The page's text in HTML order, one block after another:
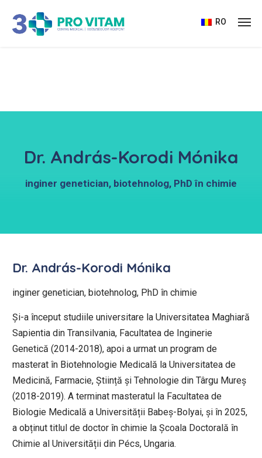
RO
Dr. András-Korodi Mónika
inginer genetician, biotehnolog, PhD în chimie
Dr. András-Korodi Mónika
inginer genetician, biotehnolog, PhD în chimie
Și-a început studiile universitare la Universitatea Maghiară
Sapientia din Transilvania, Facultatea de Inginerie
Genetică (2014-2018), apoi a urmat un program de
masterat în Biotehnologie Medicală la Universitatea de
Medicină, Farmacie, Știință și Tehnologie din Târgu Mureș
(2018-2019). A terminat masteratul la Facultatea de
Biologie Medicală a Universității Babeș-Bolyai, și în 2025,
a obținut titlul de doctor în chimie la Școala Doctorală în
Chimie al Universității din Pécs, Ungaria.